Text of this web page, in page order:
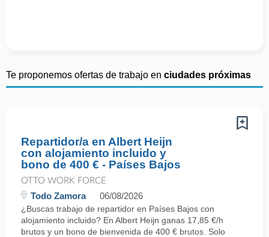
Te proponemos ofertas de trabajo en ciudades próximas
Repartidor/a en Albert Heijn
con alojamiento incluido y
bono de 400 € - Países Bajos
OTTO WORK FORCE
Todo Zamora 06/08/2026
¿Buscas trabajo de repartidor en Países Bajos con
alojamiento incluido? En Albert Heijn ganas 17,85 €/h
brutos y un bono de bienvenida de 400 € brutos. Solo